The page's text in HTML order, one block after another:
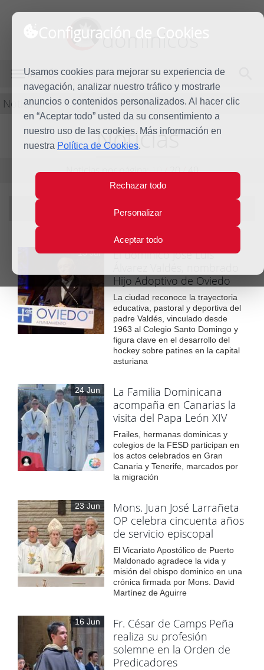
Configuración de Cookies
Usamos cookies para mejorar su experiencia de
navegación, analizar nuestro tráfico y mostrarle
anuncios o contenidos personalizados. Al hacer clic
en “Aceptar todo” usted da su consentimiento a
nuestro uso de las cookies. Más información en
nuestra Política de Cookies.
Rechazar todo
Personalizar
Aceptar todo
dominicos
MENÚ
Noticias
Noticias
Noticias por página:10/20/40
Filtrando por tema:Frailes
13 Jul
El dominico José Luis
Hijo Adoptivo de Oviedo
La ciudad reconoce la trayectoria
educativa, pastoral y deportiva del
padre Valdés, vinculado desde
1963 al Colegio Santo Domingo y
figura clave en el desarrollo del
hockey sobre patines en la capital
asturiana
24 Jun
La Familia Dominicana
acompaña en Canarias la
visita del Papa León XIV
Frailes, hermanas dominicas y
colegios de la FESD participan en
los actos celebrados en Gran
Canaria y Tenerife, marcados por
la migración
23 Jun
Mons. Juan José Larrañeta
OP celebra cincuenta años
de servicio episcopal
El Vicariato Apostólico de Puerto
Maldonado agradece la vida y
misión del obispo dominico en una
crónica firmada por Mons. David
Martínez de Aguirre
16 Jun
Fr. César de Camps Peña
realiza su profesión
solemne en la Orden de
Predicadores